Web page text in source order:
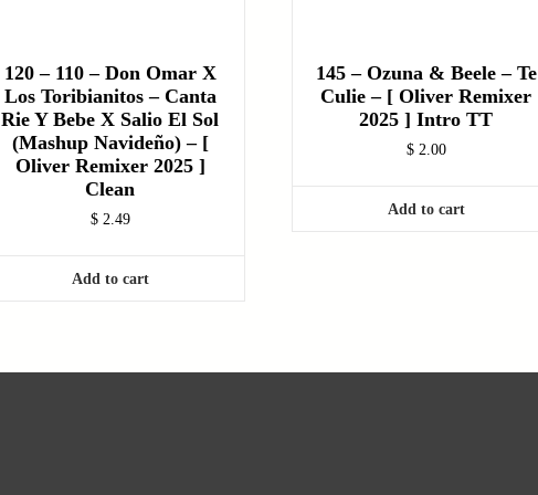
120 – 110 – Don Omar X
Los Toribianitos – Canta
Rie Y Bebe X Salio El Sol
(Mashup Navideño) – [
Oliver Remixer 2025 ]
Clean
$2.49
Add to cart
145 – Ozuna & Beele – Te
Culie – [ Oliver Remixer
2025 ] Intro TT
$2.00
Add to cart